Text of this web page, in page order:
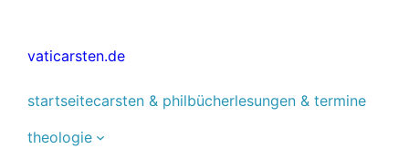
springen
vaticarsten.de
startseitecarsten & philbücherlesungen & termine
theologie